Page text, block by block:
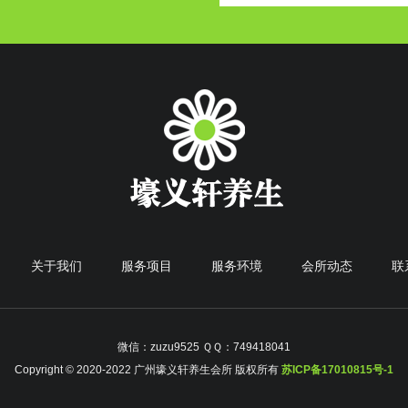
关于我们 服务项目 服务环境 会所动态 联
微信：zuzu9525 ＱＱ：749418041
Copyright © 2020-2022 广州壕义轩养生会所 版权所有 苏ICP备17010815号-1